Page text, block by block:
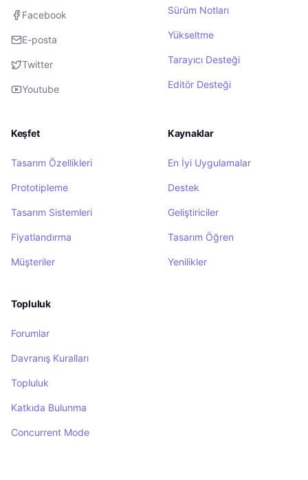
Facebook
E-posta
Twitter
Youtube
Sürüm Notları
Yükseltme
Tarayıcı Desteği
Editör Desteği
Keşfet
Tasarım Özellikleri
Prototipleme
Tasarım Sistemleri
Fiyatlandırma
Müşteriler
Kaynaklar
En İyi Uygulamalar
Destek
Geliştiriciler
Tasarım Öğren
Yenilikler
Topluluk
Forumlar
Davranış Kuralları
Topluluk
Katkıda Bulunma
Concurrent Mode